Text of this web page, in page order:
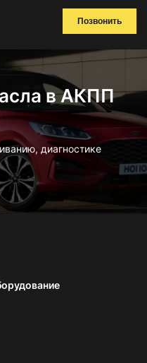
Позвонить
в АКПП
диагностике